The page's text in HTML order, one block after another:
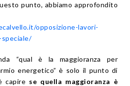
punto, abbiamo approfondito
opposizione-lavori-
“qual è la maggioranza per
energetico” è solo il punto di
capire se quella maggioranza è